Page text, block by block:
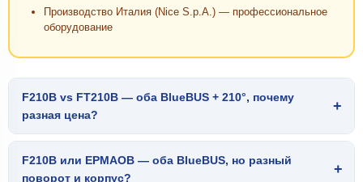
Производство Италия (Nice S.p.A.) — профессиональное
оборудование
F210B vs FT210B — оба BlueBUS + 210°, почему
разная цена?
+
F210B или EPMAOB — оба BlueBUS, но разный
поворот и корпус?
+